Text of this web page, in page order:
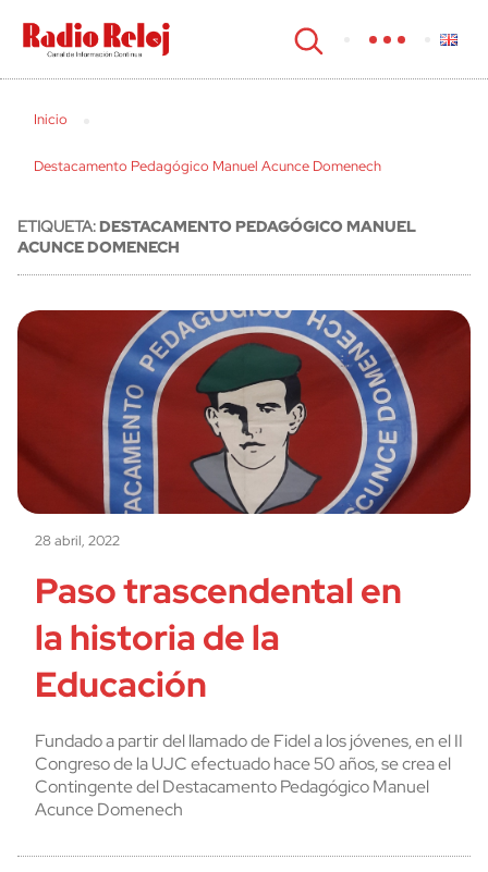
cerrar
Inicio
Destacamento Pedagógico Manuel Acunce Domenech
ETIQUETA:DESTACAMENTO PEDAGÓGICO MANUEL
ACUNCE DOMENECH
28 abril, 2022
Paso trascendental en
la historia de la
Educación
Fundado a partir del llamado de Fidel a los jóvenes, en el II
Congreso de la UJC efectuado hace 50 años, se crea el
Contingente del Destacamento Pedagógico Manuel
Acunce Domenech